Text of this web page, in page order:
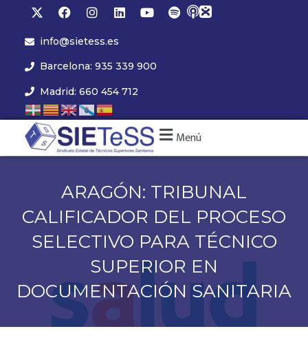
info@sietess.es
Barcelona: 935 339 900
Madrid: 660 454 712
Menú
ARAGÓN: TRIBUNAL
CALIFICADOR DEL PROCESO
SELECTIVO PARA TÉCNICO
SUPERIOR EN
DOCUMENTACIÓN SANITARIA